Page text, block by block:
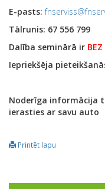
E-pasts:
Tālrunis: 67 556 799
Dalība seminārā ir
Iepriekšēja pieteikšanā
Noderīga informācija
ierasties ar savu auto
Printēt lapu